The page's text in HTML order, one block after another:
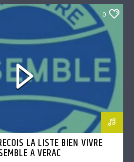
0
LA LISTE BIEN VIVRE
A VERAC